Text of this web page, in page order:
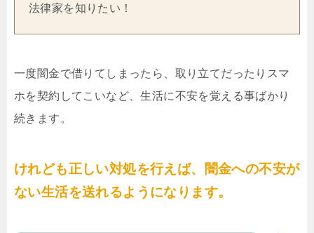
法律家を知りたい！
一度闇金で借りてしまったら、取り立てだったりスマ
ホを契約してこいなど、生活に不安を覚える事ばかり
続きます。
けれども正しい対処を行えば、闇金への不安が
ない生活を送れるようになります。